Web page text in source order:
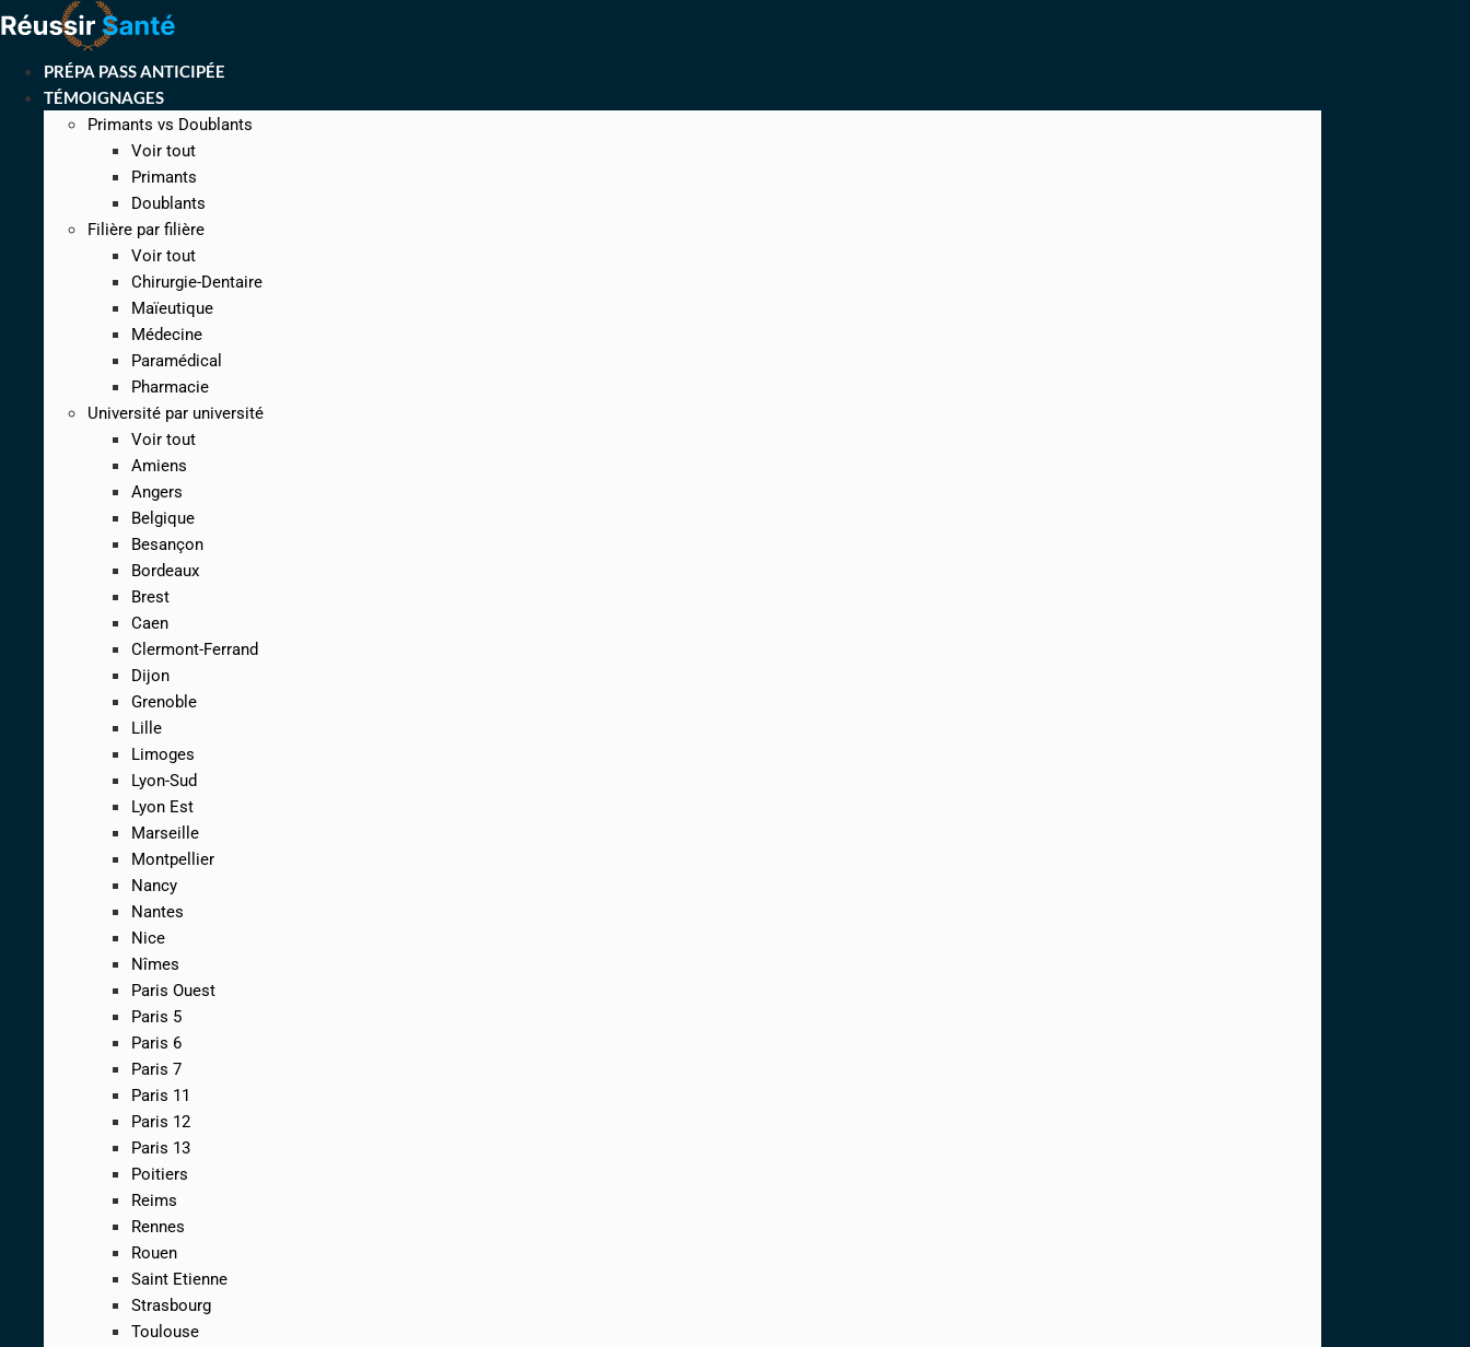
Aller
au
contenuPRÉPA PASS ANTICIPÉE
TÉMOIGNAGES
Primants vs Doublants
Voir tout
Primants
Doublants
Filière par filière
Voir tout
Chirurgie-Dentaire
Maïeutique
Médecine
Paramédical
Pharmacie
Université par université
Voir tout
Amiens
Angers
Belgique
Besançon
Bordeaux
Brest
Caen
Clermont-Ferrand
Dijon
Grenoble
Lille
Limoges
Lyon-Sud
Lyon Est
Marseille
Montpellier
Nancy
Nantes
Nice
Nîmes
Paris Ouest
Paris 5
Paris 6
Paris 7
Paris 11
Paris 12
Paris 13
Poitiers
Reims
Rennes
Rouen
Saint Etienne
Strasbourg
Toulouse